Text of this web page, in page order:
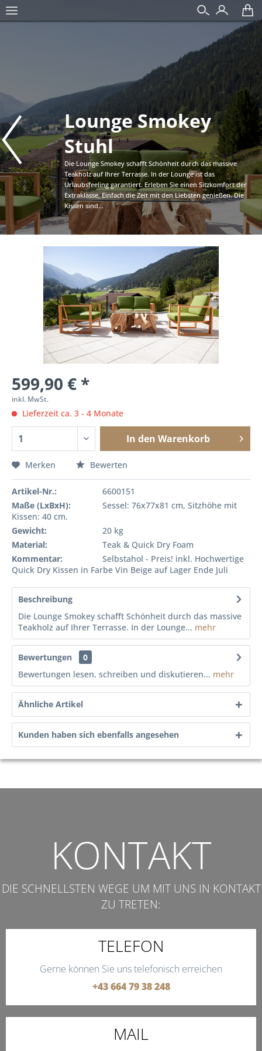
Lounge Smokey
Stuhl
Die Lounge Smokey schafft Schönheit durch das massive
Teakholz auf Ihrer Terrasse. In der Lounge ist das
Urlaubsfeeling garantiert. Erleben Sie einen Sitzkomfort der
Extraklasse, Einfach die Zeit mit den Liebsten genießen. Die
Kissen sind...
599,90 € *
inkl. MwSt.
Lieferzeit ca. 3 - 4 Monate
In den Warenkorb
Merken Bewerten
Artikel-Nr.:
6600151
Maße (LxBxH):
Sessel: 76x77x81 cm, Sitzhöhe mit
Kissen: 40 cm.
Gewicht:
20 kg
Material:
Teak & Quick Dry Foam
Kommentar:
Selbstahol - Preis! inkl. Hochwertige
Quick Dry Kissen in Farbe Vin Beige auf Lager Ende Juli
Beschreibung
Die Lounge Smokey schafft Schönheit durch das massive
Teakholz auf Ihrer Terrasse. In der Lounge... mehr
Bewertungen
0
Bewertungen lesen, schreiben und diskutieren... mehr
Ähnliche Artikel
Kunden haben sich ebenfalls angesehen
KONTAKT
DIE SCHNELLSTEN WEGE UM MIT UNS IN KONTAKT
ZU TRETEN:
TELEFON
Gerne können Sie uns telefonisch erreichen
+43 664 79 38 248
MAIL